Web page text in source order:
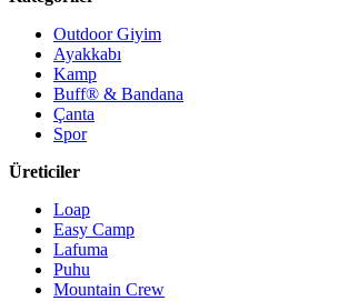
Outdoor Giyim
Ayakkabı
Kamp
Buff® & Bandana
Çanta
Spor
Üreticiler
Loap
Easy Camp
Lafuma
Puhu
Mountain Crew